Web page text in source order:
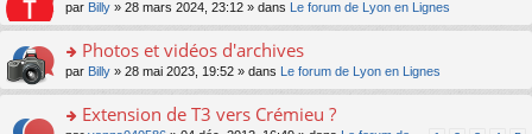
nt
s
ré
c
e
n
lu
pl
u
s
ré
e
o
n
lu
pl
e
s
a
g
e
n
o
o
n
ult
er
le
m
par Billy » 28 mars 2024, 23:12 » dans Le forum de Lyon en Lignes
o
n
ult
Photos et vidéos d'archives
par Billy » 28 mai 2023, 19:52 » dans Le forum de Lyon en Lignes
Extension de T3 vers Crémieu ?